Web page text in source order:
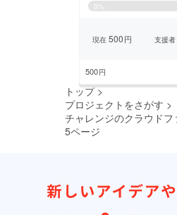
0
現在500円 支援者
500円
トップ >
プロジェクトをさがす >
チャレンジのクラウド
5ページ